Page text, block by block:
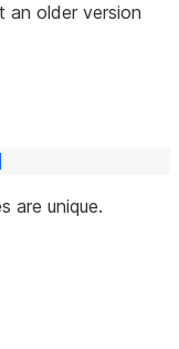
an older version
are unique.